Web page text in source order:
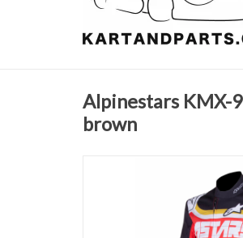
Alpinestars KMX-
brown